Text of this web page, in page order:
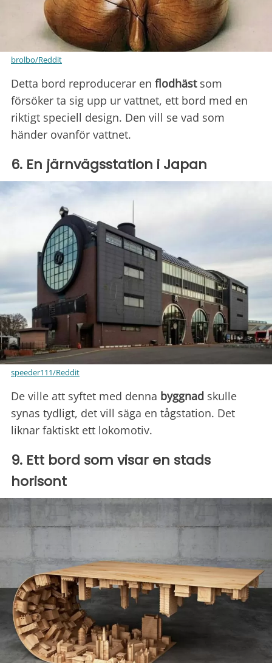
brolbo/Reddit
Detta bord reproducerar en flodhästsom
försöker ta sig upp ur vattnet, ett bord med en
riktigt speciell design. Den vill se vad som
händer ovanför vattnet.
6. En järnvägsstation i Japan
speeder111/Reddit
De ville att syftet med denna byggnad skulle
synas tydligt, det vill säga en tågstation. Det
liknar faktiskt ett lokomotiv.
9. Ett bord som visar en stads
horisont